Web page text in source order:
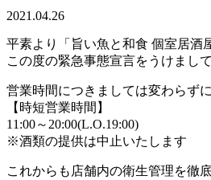
2021.04.26
平素より「旨い魚と和食 個室居酒
この度の緊急事態宣言をうけまし
営業時間につきましては変わらず
【時短営業時間】
11:00～20:00(L.O.19:00)
※酒類の提供は中止いたします
これからも店舗内の衛生管理を徹